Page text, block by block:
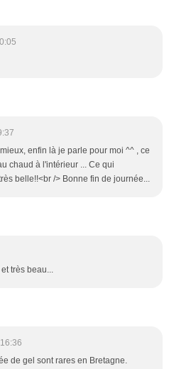
enfin là je parle pour moi ^^ , ce
chaud à l'intérieur ... Ce qui
belle!!<br /> Bonne fin de journée...
très beau...
de gel sont rares en Bretagne.